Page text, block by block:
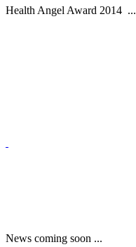
Health Angel Award 2014 ...
News coming soon ...